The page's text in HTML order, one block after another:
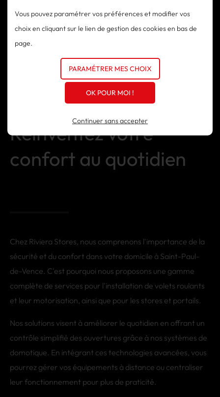
collaborant étroitement avec eux, nous visons à créer des
espaces fonctionnels qui répondent à leurs attentes tout
en respectant leur budget.
Riviera Stores -
Réinventez votre
confort au quotidien
Chez Riviera Stores, nous comprenons l'importance de la
sécurité et du confort dans votre domicile à Saint-Paul-
de-Vence. C'est pourquoi nous proposons une gamme
complète de services pour l'installation de volets roulants
et leur motorisation, ainsi que pour les stores et portails.
Nos solutions visent à améliorer le quotidien en offrant un
contrôle simplifié des ouvertures grâce à nos systèmes de
domotique. En intégrant ces technologies avancées, vous
pourrez gérer vos équipements à distance ou centraliser
leur fonctionnement pour plus de praticité.
Vous pouvez paramétrer vos préférences et modifier vos
choix en cliquant sur le lien de gestion des cookies en bas de
page.
PARAMÉTRER MES CHOIX
OK POUR MOI !
Continuer sans accepter